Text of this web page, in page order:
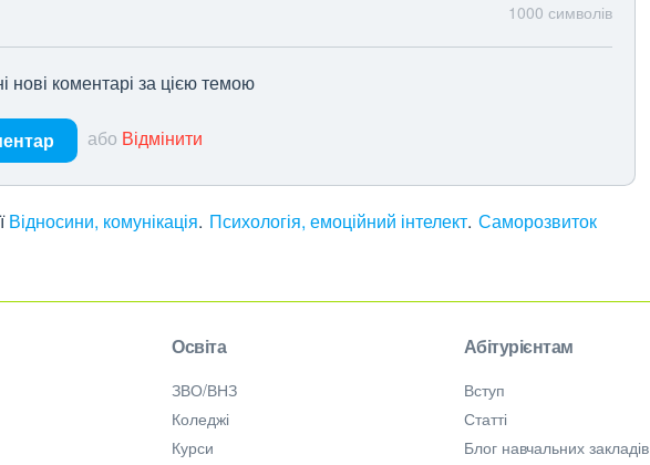
1000 символів
нові коментарі за цією темою
або Відмінити
Відносини, комунікація Психологія, емоційний інтелект Саморозвиток
Освіта
ЗВО/ВНЗ
Коледжі
Курси
Абітурієнтам
Вступ
Статті
Блог навчальних закладів